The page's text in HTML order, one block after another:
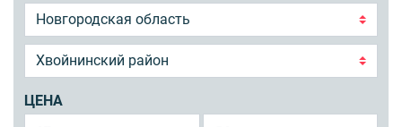
ЦЕНА